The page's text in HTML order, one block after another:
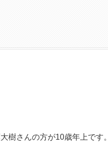
樹さんの方が10歳年上です。